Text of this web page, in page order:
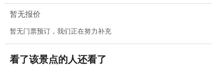
暂无报价
暂无门票预订，我们正在努力补充
看了该景点的人还看了